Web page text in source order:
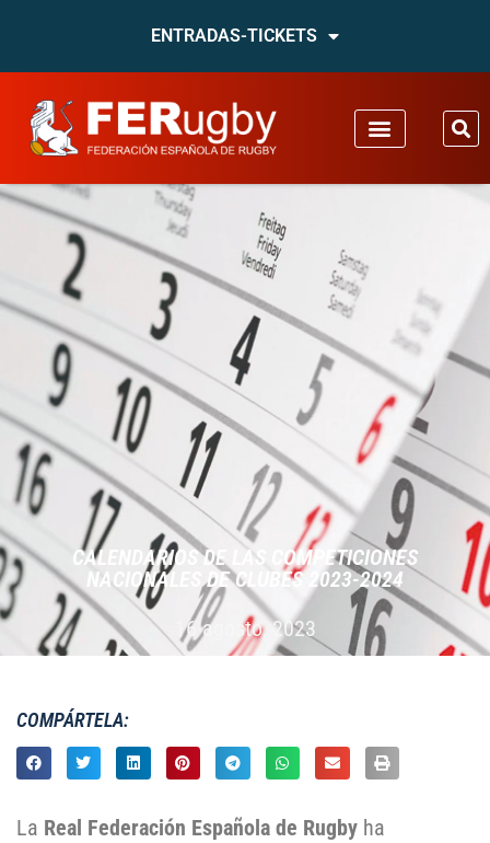
ENTRADAS-TICKETS
CALENDARIOS DE LAS COMPETICIONES
NACIONALES DE CLUBES 2023-2024
16 agosto, 2023
COMPÁRTELA:
La Real Federación Española de Rugby ha